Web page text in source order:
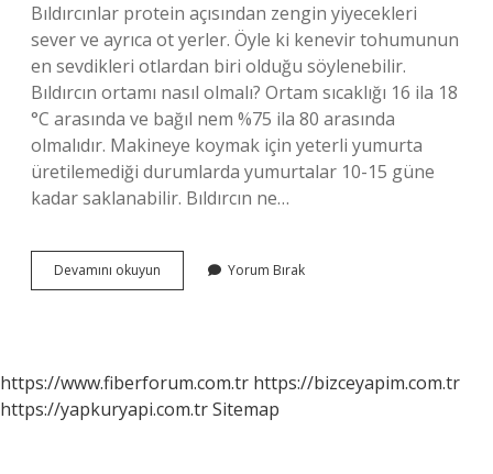
Bıldırcınlar protein açısından zengin yiyecekleri
sever ve ayrıca ot yerler. Öyle ki kenevir tohumunun
en sevdikleri otlardan biri olduğu söylenebilir.
Bıldırcın ortamı nasıl olmalı? Ortam sıcaklığı 16 ila 18
°C arasında ve bağıl nem %75 ila 80 arasında
olmalıdır. Makineye koymak için yeterli yumurta
üretilemediği durumlarda yumurtalar 10-15 güne
kadar saklanabilir. Bıldırcın ne…
Devamını okuyun Bıldırcının
Özellikleri
Yorum Bırak
https://www.fiberforum.com.tr https://bizceyapim.com.tr
https://yapkuryapi.com.trSitemap